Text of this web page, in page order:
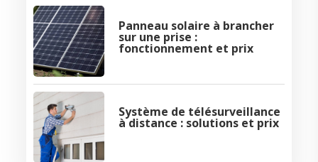
Panneau solaire à brancher
sur une prise :
fonctionnement et prix
Système de télésurveillance
à distance : solutions et prix